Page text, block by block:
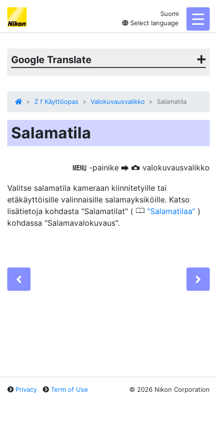
Suomi
Select language
Google Translate
Z f Käyttöopas Valokuvausvalikko Salamatila
Salamatila
G -painike U C valokuvausvalikko
Valitse salamatila kameraan kiinnitetyille tai
etäkäyttöisille valinnaisille salamayksiköille. Katso
lisätietoja kohdasta "Salamatilat" ( 0 Salamatilaa
)
kohdassa "Salamavalokuvaus".
Privacy Term of Use © 2026 Nikon Corporation